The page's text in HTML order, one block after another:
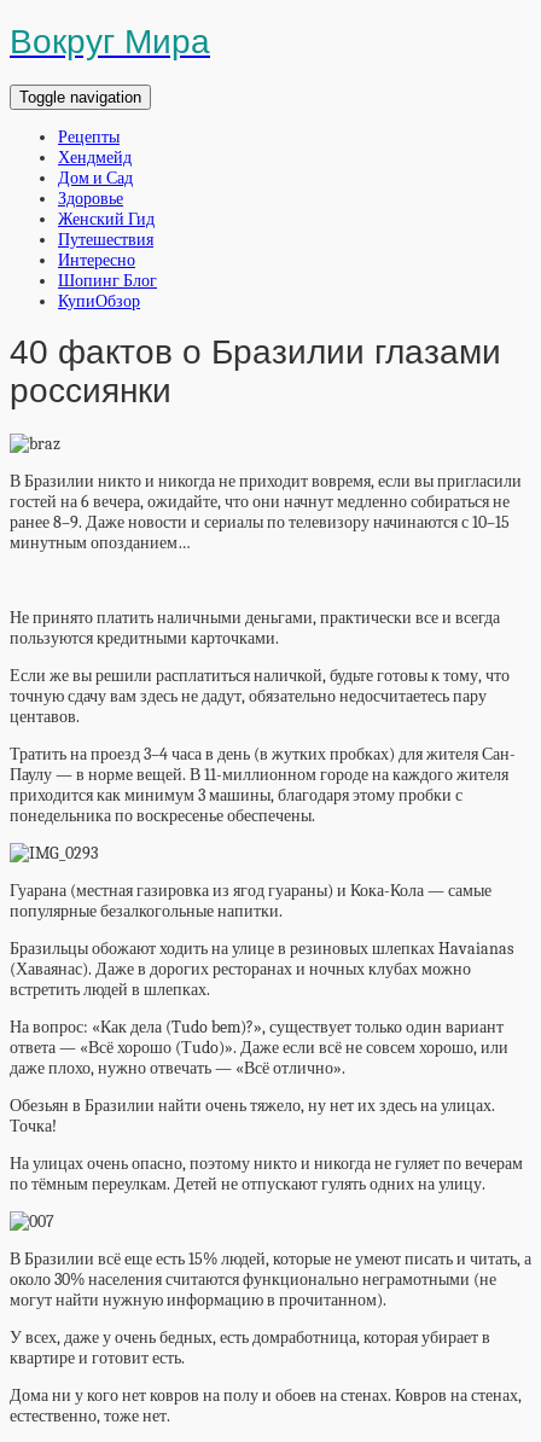
Вокруг Мира
Toggle navigation
Рецепты
Хендмейд
Дом и Сад
Здоровье
Женский Гид
Путешествия
Интересно
Шопинг Блог
КупиОбзор
40 фактов о Бразилии глазами
россиянки
В Бразилии никто и никогда не приходит вовремя, если вы пригласили
гостей на 6 вечера, ожидайте, что они начнут медленно собираться не
ранее 8–9. Даже новости и сериалы по телевизору начинаются с 10–15
минутным опозданием…
Не принято платить наличными деньгами, практически все и всегда
пользуются кредитными карточками.
Если же вы решили расплатиться наличкой, будьте готовы к тому, что
точную сдачу вам здесь не дадут, обязательно недосчитаетесь пару
центавов.
Тратить на проезд 3–4 часа в день (в жутких пробках) для жителя Сан-
Паулу — в норме вещей. В 11-миллионном городе на каждого жителя
приходится как минимум 3 машины, благодаря этому пробки с
понедельника по воскресенье обеспечены.
Гуарана (местная газировка из ягод гуараны) и Кока-Кола — самые
популярные безалкогольные напитки.
Бразильцы обожают ходить на улице в резиновых шлепках Havaianas
(Хаваянас). Даже в дорогих ресторанах и ночных клубах можно
встретить людей в шлепках.
На вопрос: «Как дела (Tudo bem)?», существует только один вариант
ответа — «Всё хорошо (Тudo)». Даже если всё не совсем хорошо, или
даже плохо, нужно отвечать — «Всё отлично».
Обезьян в Бразилии найти очень тяжело, ну нет их здесь на улицах.
Точка!
На улицах очень опасно, поэтому никто и никогда не гуляет по вечерам
по тёмным переулкам. Детей не отпускают гулять одних на улицу.
В Бразилии всё еще есть 15% людей, которые не умеют писать и читать, а
около 30% населения считаются функционально неграмотными (не
могут найти нужную информацию в прочитанном).
У всех, даже у очень бедных, есть домработница, которая убирает в
квартире и готовит есть.
Дома ни у кого нет ковров на полу и обоев на стенах. Ковров на стенах,
естественно, тоже нет.